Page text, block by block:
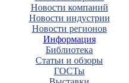
Новости компаний
Новости индустрии
Новости регионов
Информация
Библиотека
Статьи и обзоры
ГОСТы